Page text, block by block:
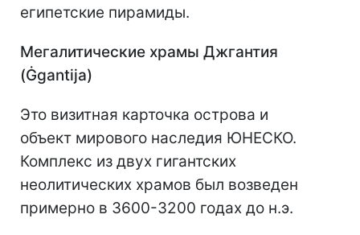
египетские пирамиды.
Мегалитические храмы Джгантия
(Ġgantija)
Это визитная карточка острова и
объект мирового наследия ЮНЕСКО.
Комплекс из двух гигантских
неолитических храмов был возведен
примерно в 3600-3200 годах до н.э.